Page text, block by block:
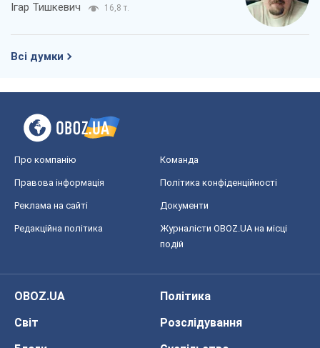
Ігар Тишкевич 16,8 т.
Всі думки
Про компанію Команда
Правова інформація Політика конфіденційності
Реклама на сайті Документи
Редакційна політика
Журналісти OBOZ.UA на місці
подій
OBOZ.UA
Політика
Світ
Розслідування